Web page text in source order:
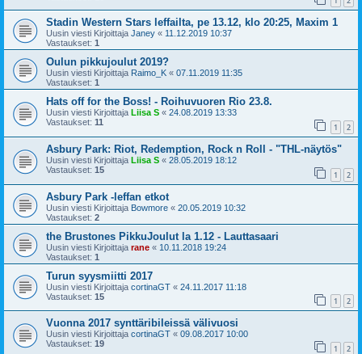
Stadin Western Stars leffailta, pe 13.12, klo 20:25, Maxim 1
Uusin viesti Kirjoittaja Janey « 11.12.2019 10:37
Vastaukset: 1
Oulun pikkujoulut 2019?
Uusin viesti Kirjoittaja Raimo_K « 07.11.2019 11:35
Vastaukset: 1
Hats off for the Boss! - Roihuvuoren Rio 23.8.
Uusin viesti Kirjoittaja Liisa S « 24.08.2019 13:33
Vastaukset: 11 1 2
Asbury Park: Riot, Redemption, Rock n Roll - "THL-näytös"
Uusin viesti Kirjoittaja Liisa S « 28.05.2019 18:12
Vastaukset: 15 1 2
Asbury Park -leffan etkot
Uusin viesti Kirjoittaja Bowmore « 20.05.2019 10:32
Vastaukset: 2
the Brustones PikkuJoulut la 1.12 - Lauttasaari
Uusin viesti Kirjoittaja rane « 10.11.2018 19:24
Vastaukset: 1
Turun syysmiitti 2017
Uusin viesti Kirjoittaja cortinaGT « 24.11.2017 11:18
Vastaukset: 15 1 2
Vuonna 2017 synttäribileissä välivuosi
Uusin viesti Kirjoittaja cortinaGT « 09.08.2017 10:00
Vastaukset: 19 1 2